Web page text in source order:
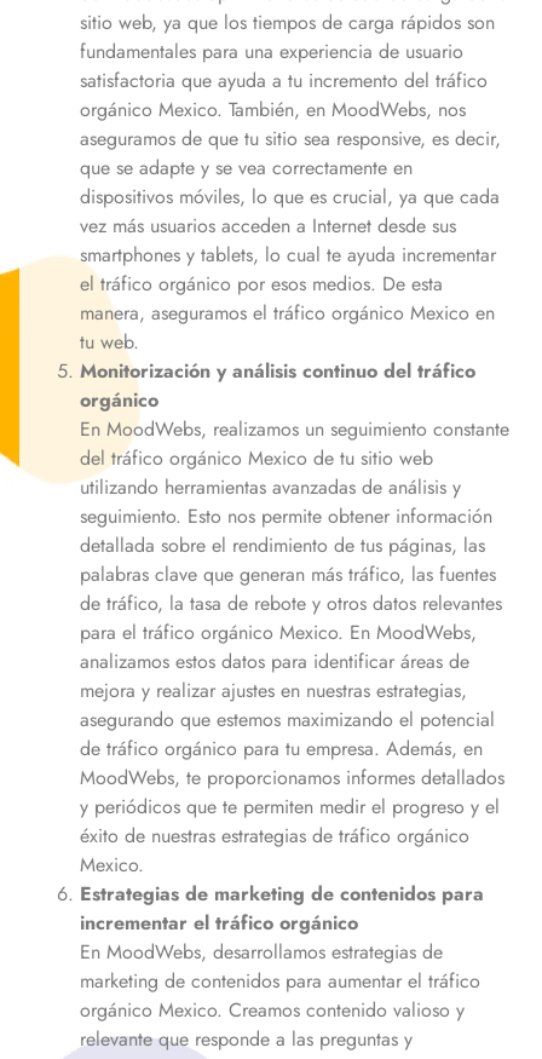
sitio web, ya que los tiempos de carga rápidos son
fundamentales para una experiencia de usuario
satisfactoria que ayuda a tu incremento del tráfico
orgánico Mexico. También, en MoodWebs, nos
aseguramos de que tu sitio sea responsive, es decir,
que se adapte y se vea correctamente en
dispositivos móviles, lo que es crucial, ya que cada
vez más usuarios acceden a Internet desde sus
smartphones y tablets, lo cual te ayuda incrementar
el tráfico orgánico por esos medios. De esta
manera, aseguramos el tráfico orgánico Mexico en
tu web.
Monitorización y análisis continuo del tráfico
orgánico
En MoodWebs, realizamos un seguimiento constante
del tráfico orgánico Mexico de tu sitio web
utilizando herramientas avanzadas de análisis y
seguimiento. Esto nos permite obtener información
detallada sobre el rendimiento de tus páginas, las
palabras clave que generan más tráfico, las fuentes
de tráfico, la tasa de rebote y otros datos relevantes
para el tráfico orgánico Mexico. En MoodWebs,
analizamos estos datos para identificar áreas de
mejora y realizar ajustes en nuestras estrategias,
asegurando que estemos maximizando el potencial
de tráfico orgánico para tu empresa. Además, en
MoodWebs, te proporcionamos informes detallados
y periódicos que te permiten medir el progreso y el
éxito de nuestras estrategias de tráfico orgánico
Mexico.
Estrategias de marketing de contenidos para
incrementar el tráfico orgánico
En MoodWebs, desarrollamos estrategias de
marketing de contenidos para aumentar el tráfico
orgánico Mexico. Creamos contenido valioso y
relevante que responde a las preguntas y